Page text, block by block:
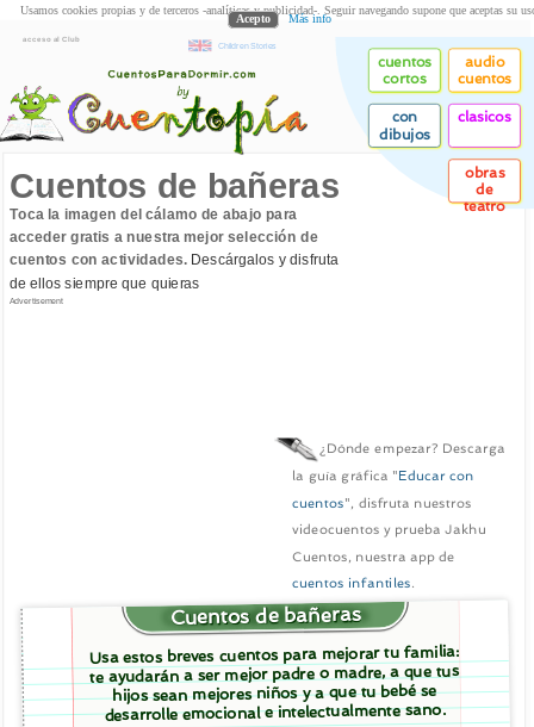
acceso al Club
Children Stories
cuentos
cortos
audio
cuentos
con
dibujos
clasicos
obras
de
teatro
Cuentos de bañeras
Toca la imagen del cálamo de abajo para
acceder gratis a nuestra mejor selección de
cuentos con actividades.Descárgalos y disfruta
de ellos siempre que quieras
Advertisement
¿Dónde empezar? Descarga
la guía gráfica "Educar con
cuentos", disfruta nuestros
videocuentos y prueba Jakhu
Cuentos, nuestra app de
cuentos infantiles.
Cuentos de bañeras
Usa estos breves cuentos para mejorar tu familia:
te ayudarán a ser mejor padre o madre, a que tus
hijos sean mejores niños y a que tu bebé se
desarrolle emocional e intelectualmente sano.
Usamos cookies propias y de terceros -analíticas y publicidad-. Seguir navegando supone que aceptas su
Acepto Más info